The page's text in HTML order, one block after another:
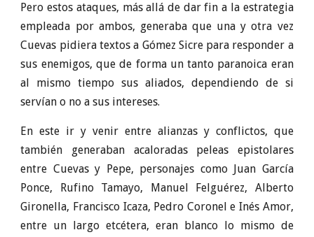
Pero estos ataques, más allá de dar fin a la estrategia
empleada por ambos, generaba que una y otra vez
Cuevas pidiera textos a Gómez Sicre para responder a
sus enemigos, que de forma un tanto paranoica eran
al mismo tiempo sus aliados, dependiendo de si
servían o no a sus intereses.
En este ir y venir entre alianzas y conflictos, que
también generaban acaloradas peleas epistolares
entre Cuevas y Pepe, personajes como Juan García
Ponce, Rufino Tamayo, Manuel Felguérez, Alberto
Gironella, Francisco Icaza, Pedro Coronel e Inés Amor,
entre un largo etcétera, eran blanco lo mismo de